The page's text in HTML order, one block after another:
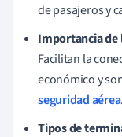
de pasajeros y
Importancia de
Facilitan la
económico y
seguridad aérea.
Tipos de